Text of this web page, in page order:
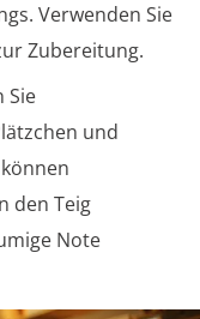
Verwenden Sie
Zubereitung.
Sie
und
den Teig
Note